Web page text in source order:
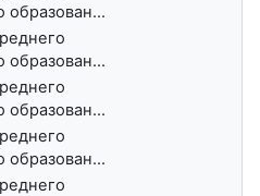
образован...
образован...
образован...
образован...